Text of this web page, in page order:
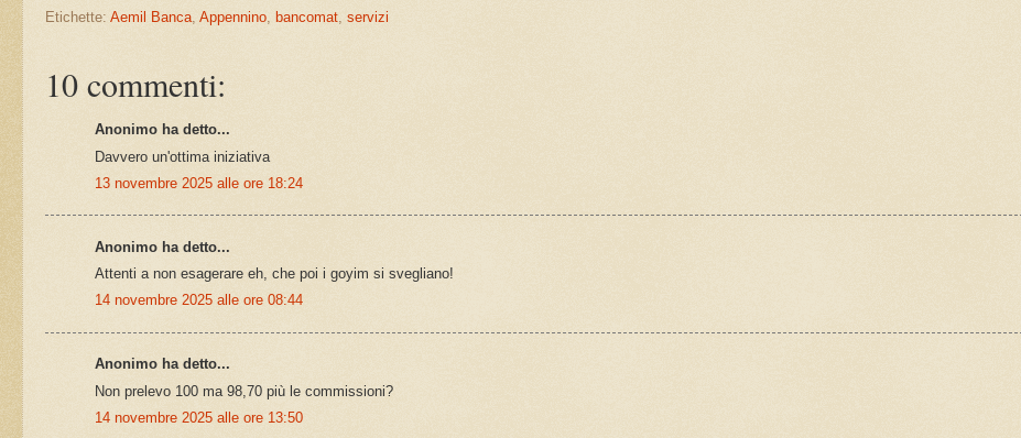
Etichette: Aemil Banca, Appennino, bancomat, servizi
10 commenti:
Anonimo ha detto...
Davvero un'ottima iniziativa
13 novembre 2025 alle ore 18:24
Anonimo ha detto...
Attenti a non esagerare eh, che poi i goyim si svegliano!
14 novembre 2025 alle ore 08:44
Anonimo ha detto...
Non prelevo 100 ma 98,70 più le commissioni?
14 novembre 2025 alle ore 13:50